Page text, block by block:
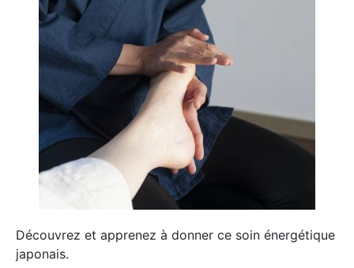
Découvrez et apprenez à donner ce soin énergétique
japonais.